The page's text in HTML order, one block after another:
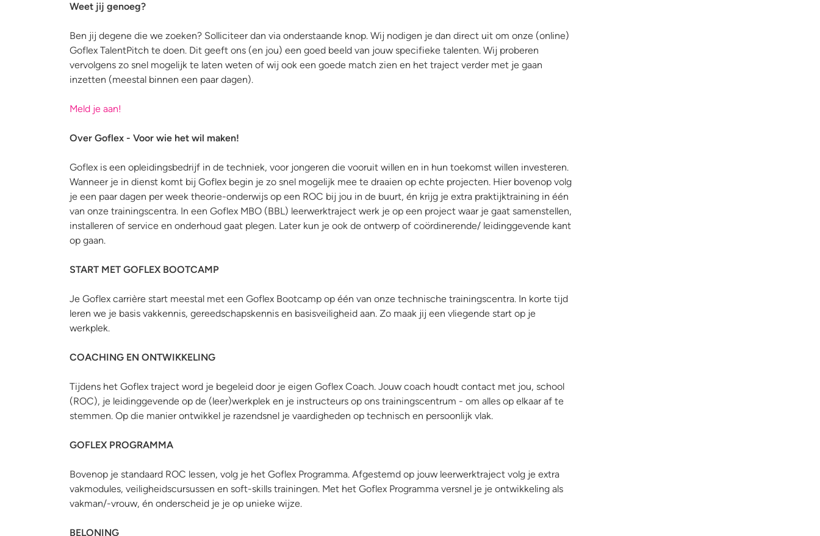
Weet jij genoeg?
Ben jij degene die we zoeken? Solliciteer dan via onderstaande knop. Wij nodigen je dan direct uit om onze (online)
Goflex TalentPitch te doen. Dit geeft ons (en jou) een goed beeld van jouw specifieke talenten. Wij proberen
vervolgens zo snel mogelijk te laten weten of wij ook een goede match zien en het traject verder met je gaan
inzetten (meestal binnen een paar dagen).
Meld je aan!
Over Goflex - Voor wie het wil maken!
Goflex is een opleidingsbedrijf in de techniek, voor jongeren die vooruit willen en in hun toekomst willen investeren.
Wanneer je in dienst komt bij Goflex begin je zo snel mogelijk mee te draaien op echte projecten. Hier bovenop volg
je een paar dagen per week theorie-onderwijs op een ROC bij jou in de buurt, én krijg je extra praktijktraining in één
van onze trainingscentra. In een Goflex MBO (BBL) leerwerktraject werk je op een project waar je gaat samenstellen,
installeren of service en onderhoud gaat plegen. Later kun je ook de ontwerp of coördinerende/ leidinggevende kant
op gaan.
START MET GOFLEX BOOTCAMP
Je Goflex carrière start meestal met een Goflex Bootcamp op één van onze technische trainingscentra. In korte tijd
leren we je basis vakkennis, gereedschapskennis en basisveiligheid aan. Zo maak jij een vliegende start op je
werkplek.
COACHING EN ONTWIKKELING
Tijdens het Goflex traject word je begeleid door je eigen Goflex Coach. Jouw coach houdt contact met jou, school
(ROC), je leidinggevende op de (leer)werkplek en je instructeurs op ons trainingscentrum - om alles op elkaar af te
stemmen. Op die manier ontwikkel je razendsnel je vaardigheden op technisch en persoonlijk vlak.
GOFLEX PROGRAMMA
Bovenop je standaard ROC lessen, volg je het Goflex Programma. Afgestemd op jouw leerwerktraject volg je extra
vakmodules, veiligheidscursussen en soft-skills trainingen. Met het Goflex Programma versnel je je ontwikkeling als
vakman/-vrouw, én onderscheid je je op unieke wijze.
BELONING